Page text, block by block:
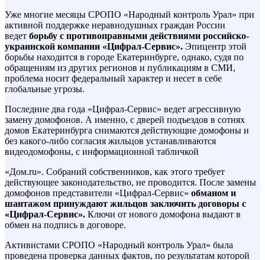
Уже многие месяцы СРОПО «Народный контроль Урал» при
активной поддержке неравнодушных граждан России
ведет борьбу с противоправными действиями российско-
украинской компании «Цифрал-Сервис». Эпицентр этой
борьбы находится в городе Екатеринбурге, однако, судя по
обращениям из других регионов и публикациям в СМИ,
проблема носит федеральный характер и несет в себе
глобальные угрозы.
Последние два года «Цифрал-Сервис» ведет агрессивную
замену домофонов. А именно, с дверей подъездов в сотнях
домов Екатеринбурга снимаются действующие домофоны и
без какого-либо согласия жильцов устанавливаются
видеодомофоны, с информационной табличкой
«Дом.ru». Собраний собственников, как этого требует
действующее законодательство, не проводится. После замены
домофонов представители «Цифрал-Сервис» обманом и
шантажом принуждают жильцов заключить договоры с
«Цифрал-Сервис». Ключи от нового домофона выдают в
обмен на подпись в договоре.
Активистами СРОПО «Народный контроль Урал» была
проведена проверка данных фактов, по результатам которой